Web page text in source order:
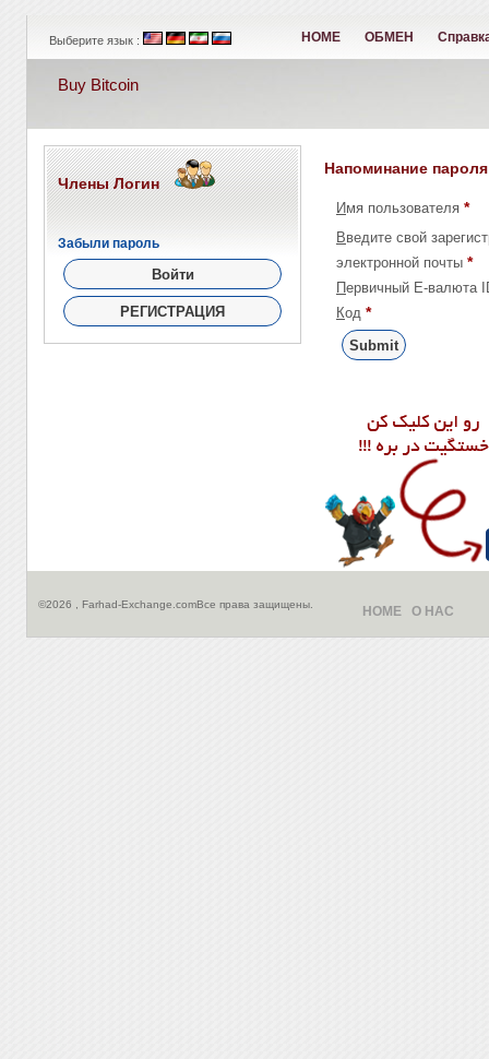
HOME ОБМЕН
Выберите язык :
Buy Bitcoin
Члены Логин
Забыли пароль
Напоминание пароля
Имя пользователя *
Введите свой зарегистрированный адрес
электронной почты *
Первичный E-валюта
Код *
©2026 , Farhad-Exchange.comВсе права защищены. HOME О НАС